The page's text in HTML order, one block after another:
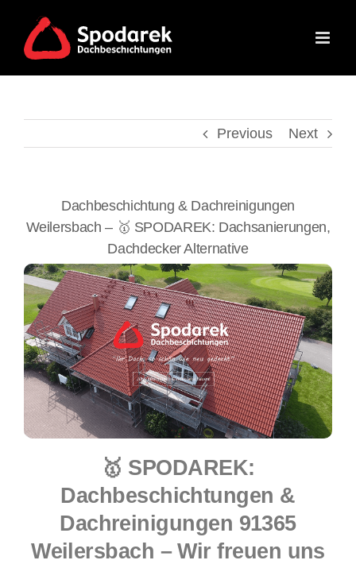
content
Previous Next
Dachbeschichtung & Dachreinigungen
Weilersbach – 🥇 SPODAREK: Dachsanierungen,
Dachdecker Alternative
🥇 SPODAREK:
Dachbeschichtungen &
Dachreinigungen 91365
Weilersbach – Wir freuen uns